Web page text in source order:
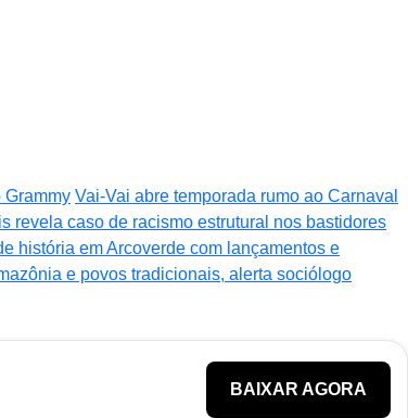
Grammy Vai-Vai abre temporada rumo ao Carnaval
revela caso de racismo estrutural nos bastidores
história em Arcoverde com lançamentos e
e povos tradicionais, alerta sociólogo
BAIXAR AGORA